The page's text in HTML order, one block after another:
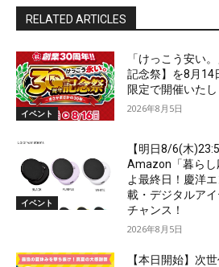
RELATED ARTICLES
イベント
「けっこう安い
記念祭】を8月14
限定で開催いたし
2026年8月5日
イベント
【明日8/6(木
Amazon「暮らし
よ最終日！慶洋
載・デジタルア
チャンス！
2026年8月5日
【本日開始】次